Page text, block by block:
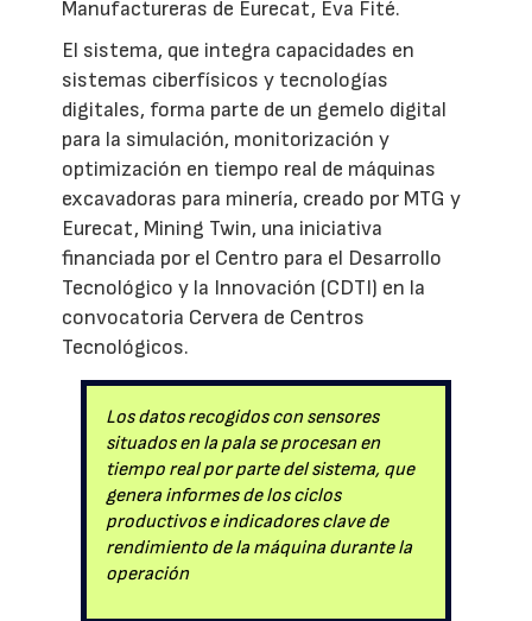
Manufactureras de Eurecat, Eva Fité.
El sistema, que integra capacidades en
sistemas ciberfísicos y tecnologías
digitales, forma parte de un gemelo digital
para la simulación, monitorización y
optimización en tiempo real de máquinas
excavadoras para minería, creado por MTG y
Eurecat, Mining Twin, una iniciativa
financiada por el Centro para el Desarrollo
Tecnológico y la Innovación (CDTI) en la
convocatoria Cervera de Centros
Tecnológicos.
Los datos recogidos con sensores
situados en la pala se procesan en
tiempo real por parte del sistema, que
genera informes de los ciclos
productivos e indicadores clave de
rendimiento de la máquina durante la
operación